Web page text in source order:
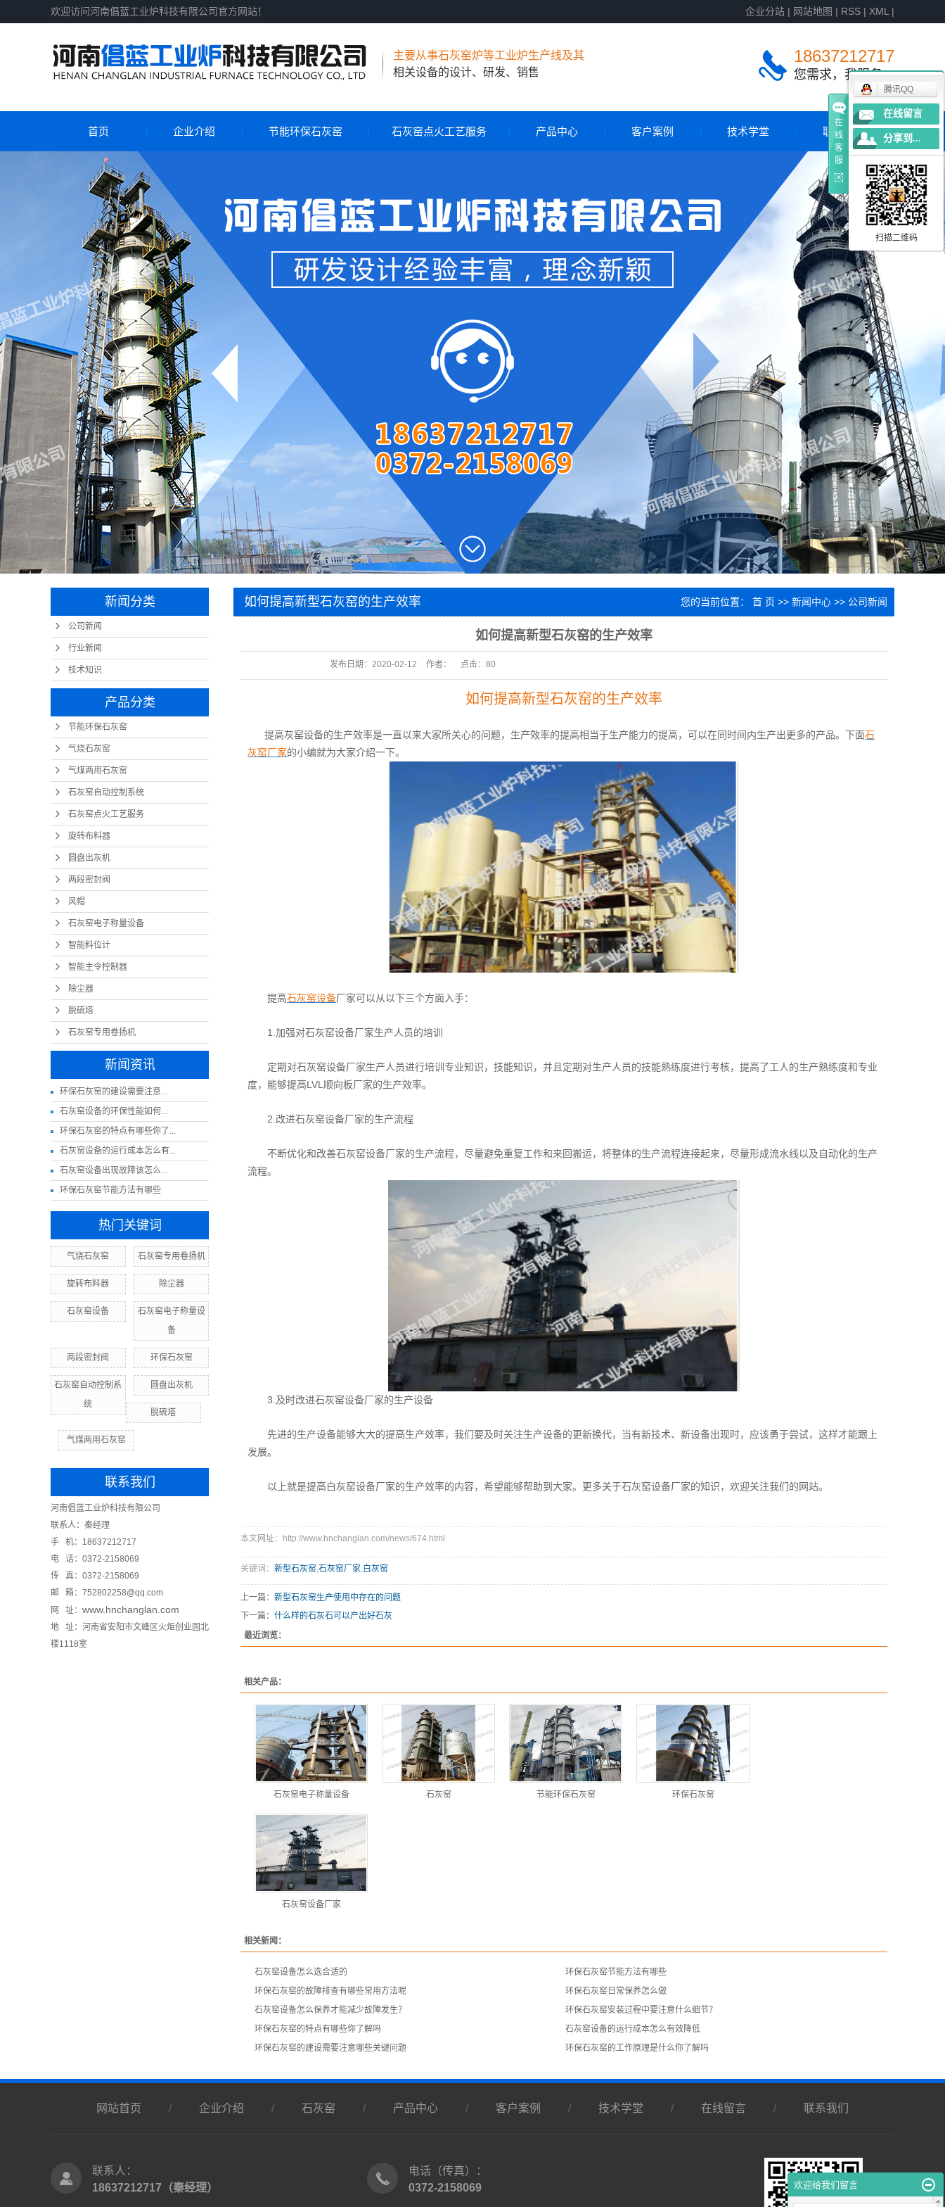
欢迎访问河南倡蓝工业炉科技有限公司官方网站！ 企业分站 | 网站地图 | RSS | XML |
主要从事石灰窑炉等工业炉生产线及其
相关设备的设计、研发、销售
18637212717
您需求，我服务
首页 企业介绍 节能环保石灰窑 石灰窑点火工艺服务 产品中心
气煤两用石灰窑
石灰窑点火工艺服务
石灰窑电子称量设备
智能料位计
智能主令控制器
除尘器
脱硫塔
石灰窑专用卷扬机
客户案例 技术学堂 联系我们
2 3
新闻分类
公司新闻
行业新闻
技术知识
产品分类
节能环保石灰窑
气烧石灰窑
气煤两用石灰窑
石灰窑自动控制系统
石灰窑点火工艺服务
旋转布料器
圆盘出灰机
两段密封阀
风帽
石灰窑电子称量设备
智能料位计
智能主令控制器
除尘器
脱硫塔
石灰窑专用卷扬机
新闻资讯
​环保石灰窑的建设需要注意...
​石灰窑设备的环保性能如何...
环保石灰窑的特点有哪些你了...
石灰窑设备的运行成本怎么有...
​石灰窑设备出现故障该怎么...
环保石灰窑节能方法有哪些
热门关键词
气烧石灰窑 石灰窑专用卷扬机
旋转布料器 除尘器
石灰窑设备
石灰窑电子称量设
备
两段密封阀 环保石灰窑
石灰窑自动控制系
统
圆盘出灰机
脱硫塔
气煤两用石灰窑
联系我们
河南倡蓝工业炉科技有限公司
联系人：秦经理
手 机：18637212717
电 话：0372-2158069
传 真：0372-2158069
邮 箱：752802258@qq.com
网 址： www.hnchanglan.com
地 址：河南省安阳市文峰区火炬创业园北
楼1118室
如何提高新型石灰窑的生产效率 您的当前位置： 首 页 >> 新闻中心 >> 公司新闻
如何提高新型石灰窑的生产效率
发布日期： 2020-02-12 作者： 点击： 80
如何提高新型石灰窑的生产效率
提高灰窑设备的生产效率是一直以来大家所关心的问题，生产效率的提高相当于生产能力的提高，可以在同时间内生产出更多的产品。下面石
灰窑厂家的小编就为大家介绍一下。
提高石灰窑设备厂家可以从以下三个方面入手：
1.加强对石灰窑设备厂家生产人员的培训
定期对石灰窑设备厂家生产人员进行培训专业知识，技能知识，并且定期对生产人员的技能熟练度进行考核，提高了工人的生产熟练度和专业
度，能够提高LVL顺向板厂家的生产效率。
2.改进石灰窑设备厂家的生产流程
不断优化和改善石灰窑设备厂家的生产流程，尽量避免重复工作和来回搬运，将整体的生产流程连接起来，尽量形成流水线以及自动化的生产
流程。
3.及时改进石灰窑设备厂家的生产设备
先进的生产设备能够大大的提高生产效率，我们要及时关注生产设备的更新换代，当有新技术、新设备出现时，应该勇于尝试，这样才能跟上
发展。
以上就是提高白灰窑设备厂家的生产效率的内容，希望能够帮助到大家。更多关于石灰窑设备厂家的知识，欢迎关注我们的网站。
本文网址：http://www.hnchanglan.com/news/674.html
关键词： 新型石灰窑,石灰窑厂家,白灰窑
上一篇： 新型石灰窑生产使用中存在的问题
下一篇： 什么样的石灰石可以产出好石灰
最近浏览：
相关产品：
石灰窑电子称量设备 石灰窑 节能环保石灰窑 环保石灰窑
石灰窑设备厂家
相关新闻：
​石灰窑设备怎么选合适的
环保石灰窑节能方法有哪些
​环保石灰窑的故障排查有哪些常用方法呢
​环保石灰窑日常保养怎么做
​石灰窑设备怎么保养才能减少故障发生？
环保石灰窑安装过程中要注意什么细节？
环保石灰窑的特点有哪些你了解吗
石灰窑设备的运行成本怎么有效降低
​环保石灰窑的建设需要注意哪些关键问题
环保石灰窑的工作原理是什么你了解吗
网站首页 / 企业介绍 / 石灰窑 / 产品中心 / 客户案例 / 技术学堂 / 在线留言 / 联系我们
联系人：
18637212717（秦经理）
电话（传真）：
0372-2158069
在
线
客
服
腾讯QQ
在线留言
分享到...
扫描二维码
欢迎给我们留言